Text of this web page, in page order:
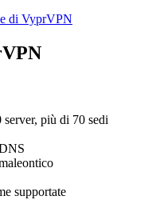
di VyprVPN
più di 70 sedi
supportate